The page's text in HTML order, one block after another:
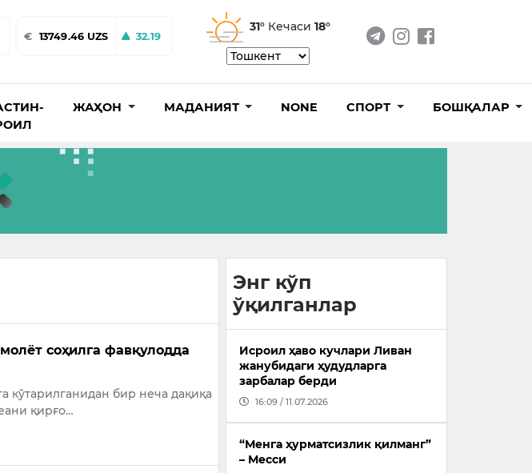
€ 13749.46 UZS 32.19
31° Кечаси 18°
ЖАҲОН МАДАНИЯТ NONE СПОРТ БОШҚАЛАР
соҳилга фавқулодда
кўтарилганидан бир неча дақиқа
қирғо…
Энг кўп
ўқилганлар
Исроил ҳаво кучлари Ливан
жанубидаги ҳудудларга
зарбалар берди
16:09 / 11.07.2026
“Менга ҳурматсизлик қилманг”
– Месси